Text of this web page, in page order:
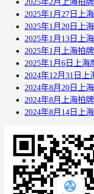
2025年2月上海拍
2025年1月27日上
2025年1月20日上
2025年1月13日上
2025年1月上海拍
2025年1月6日上
2024年12月31日
2024年8月20日上
2024年8月上海拍
2024年8月14日上